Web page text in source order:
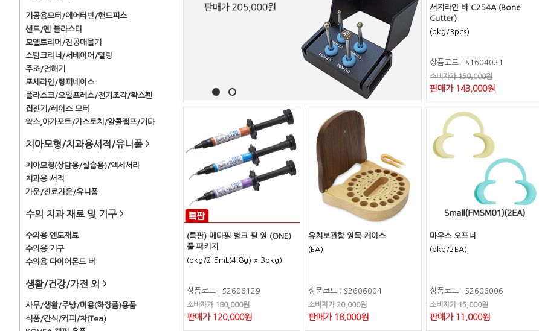
기공용모터/에어터빈/핸드피스
샌드/펜 블라스터
모델트리머/진공매몰기
스팀크리너/서베이어/밀링
주조/전해기
포세라인/링퍼네이스
플라스크/오일프레스/전기조각/왁스펜
집진기/레이스 모터
왁스,아가포트/가스토치/알콜램프/기타
치아모형/치과용서적/유니폼 >
치아모형(상담용/실습용)/액세서리
치과용 서적
가운/진료가운/유니폼
수의 치과 재료 및 기구 >
수의용 엔도재료
수의용 기구
수의용 다이어몬드 버
생활/건강/가전 외 >
사무/생활/주방/미용(화장품)용품
식품/간식/커피/차(Tea)
서지라인 바 C254A (Bone
Cutter)
(pkg/3pcs)
상품코드 : S1604021
소비자가 150,000원
판매가 143,000원
(특판) 메타필 벌크 필 원 (ONE)
풀 패키지
(pkg/2.5mL(4.8g) x 3pkg)
상품코드 : S2606129
소비자가 180,000원
판매가 120,000원
유치보관함 원목 케이스
(EA)
상품코드 : S2606004
소비자가 20,000원
판매가 18,000원
마우스 오프너
(pkg/2EA)
상품코드 : S2606006
소비자가 15,000원
판매가 11,000원